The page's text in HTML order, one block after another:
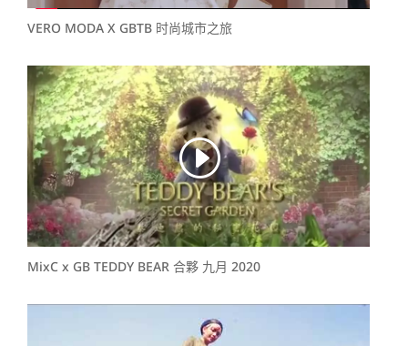
VERO MODA X GBTB 时尚城市之旅
MixC x GB TEDDY BEAR 合夥 九月 2020